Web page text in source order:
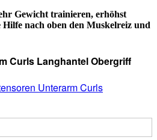
Gewicht trainieren, erhöhst
nach oben den Muskelreiz und
Curls Langhantel Obergriff